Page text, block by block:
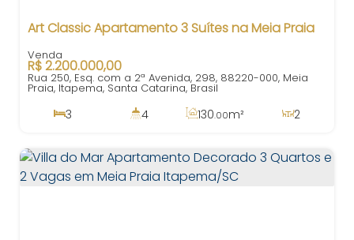
Art Classic Apartamento 3 Suítes na Meia Praia
R$2.200.000,00
Rua 250, Esq. com a 2ª Avenida, 298, 88220-000, Meia
Praia, Itapema, Santa Catarina, Brasil
3 4 130.00m²
2